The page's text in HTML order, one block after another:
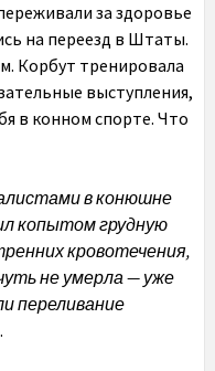
за здоровье
на переезд в Штаты.
Корбут тренировала
выступления,
в конном спорте. Что
в конюшне
копытом грудную
кровотечения,
не умерла — уже
переливание